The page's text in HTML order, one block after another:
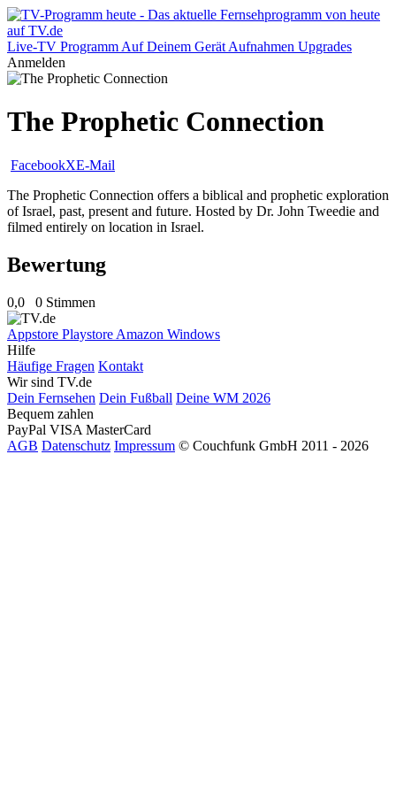
Live-TV Programm Auf Deinem Gerät Aufnahmen Upgrades
Anmelden
The Prophetic Connection
FacebookXE-Mail
The Prophetic Connection offers a biblical and prophetic exploration
of Israel, past, present and future. Hosted by Dr. John Tweedie and
filmed entirely on location in Israel.
Bewertung
0,0 0 Stimmen
Appstore Playstore Amazon Windows
Hilfe
Häufige Fragen Kontakt
Wir sind TV.de
Dein Fernsehen Dein Fußball Deine WM 2026
Bequem zahlen
PayPal VISA MasterCard
AGB Datenschutz Impressum © Couchfunk GmbH 2011 - 2026